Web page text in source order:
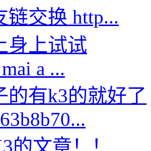
链交换 http...
身上试试
a ...
的有k3的就好了
的文章！！